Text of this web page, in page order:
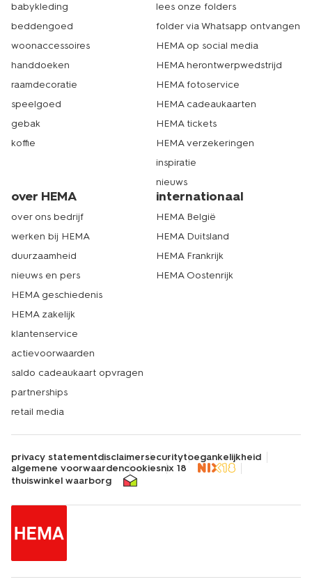
babykleding
beddengoed
woonaccessoires
handdoeken
raamdecoratie
speelgoed
gebak
koffie
lees onze folders
folder via Whatsapp ontvangen
HEMA op social media
HEMA herontwerpwedstrijd
HEMA fotoservice
HEMA cadeaukaarten
HEMA tickets
HEMA verzekeringen
inspiratie
nieuws
over HEMA
over ons bedrijf
werken bij HEMA
duurzaamheid
nieuws en pers
HEMA geschiedenis
HEMA zakelijk
klantenservice
actievoorwaarden
saldo cadeaukaart opvragen
partnerships
retail media
internationaal
HEMA België
HEMA Duitsland
HEMA Frankrijk
HEMA Oostenrijk
privacy statementdisclaimersecuritytoegankelijkheid
algemene voorwaardencookiesnix 18
thuiswinkel waarborg